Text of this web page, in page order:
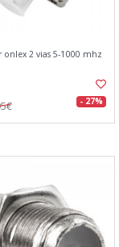
2 vias 5-1000 mhz
- 27%